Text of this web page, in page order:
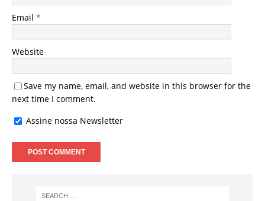
Email *
Website
Save my name, email, and website in this browser for the
next time I comment.
Assine nossa Newsletter